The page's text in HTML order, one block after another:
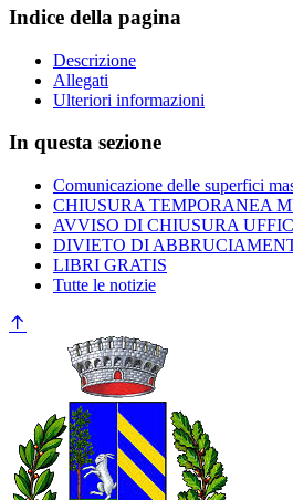
Indice della pagina
Descrizione
Allegati
Ulteriori informazioni
In questa sezione
Comunicazione delle superfici
CHIUSURA TEMPORANEA
AVVISO DI CHIUSURA
DIVIETO DI
LIBRI GRATIS
Tutte le notizie